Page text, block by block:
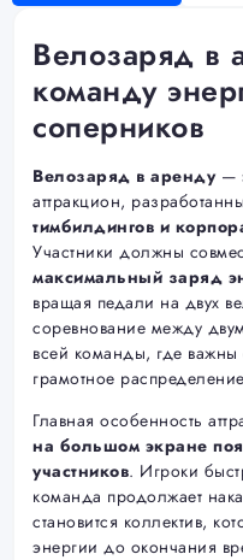
Велозаряд в
команду
соперников
Велозаряд в аренду—
аттракцион,
тимбилдингов и
Участники должны
максимальный заряд
вращая педали на двух
соревнование между
всей команды, где важны
грамотное
Главная особенность
на большом экране
участников. Игроки
команда продолжает
становится коллектив,
энергии до окончания